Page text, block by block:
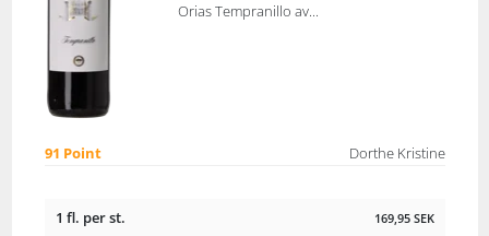
Orias Tempranillo av...
91 Point Dorthe Kristine
1 fl. per st. 169,95 SEK